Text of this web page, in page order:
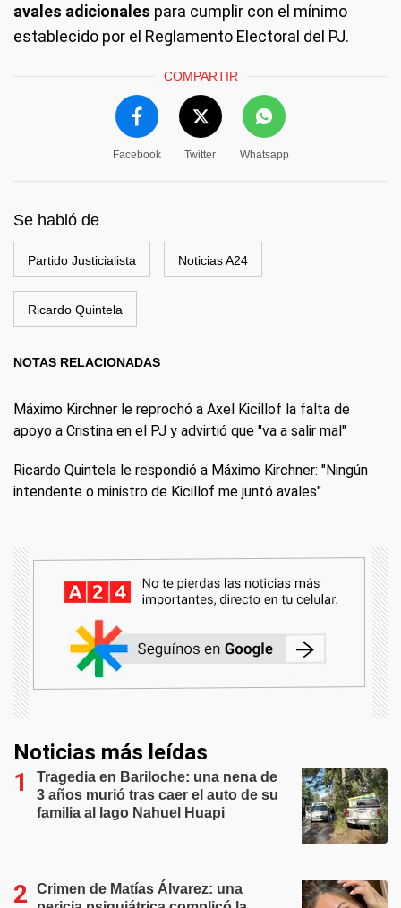
avales adicionales para cumplir con el mínimo
establecido por el Reglamento Electoral del PJ.
COMPARTIR
Facebook Twitter Whatsapp
Se habló de
Partido Justicialista Noticias A24
Ricardo Quintela
NOTAS RELACIONADAS
Máximo Kirchner le reprochó a Axel Kicillof la falta de
apoyo a Cristina en el PJ y advirtió que "va a salir mal"
Ricardo Quintela le respondió a Máximo Kirchner: "Ningún
intendente o ministro de Kicillof me juntó avales"
Noticias más leídas
Tragedia en Bariloche: una nena de
3 años murió tras caer el auto de su
familia al lago Nahuel Huapi
Crimen de Matías Álvarez: una